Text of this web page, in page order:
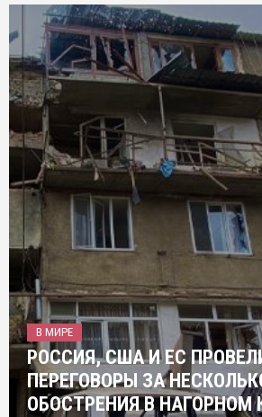
В МИРЕ
РОССИЯ, США И ЕС
ПЕРЕГОВОРЫ ЗА
ОБОСТРЕНИЯ В НАГОРНОМ